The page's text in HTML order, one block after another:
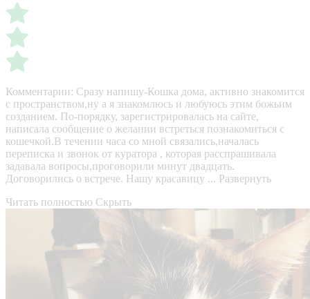
Комментарии: Сразу напишу-Кошка дома, активно знакомится
с пространством,ну а я знакомлюсь и любуюсь этим божьим
созданием. По-порядку, зарегистрировалась на сайте,
написала сообщение о желании встреться познакомиться с
кошечкой.В течении часа со мной связались,началась
переписка и звонок от куратора , которая расспрашивала
задавала вопросы,проговорили минут двадцать.
Договорились о встрече. Нашу красавицу ... Развернуть
Читать полностью Скрыть